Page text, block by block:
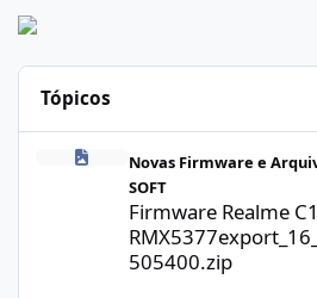
Tópicos
Firmware Realme C100i
Novas Firmware e
SOFT
Firmware Realme
505400.zip